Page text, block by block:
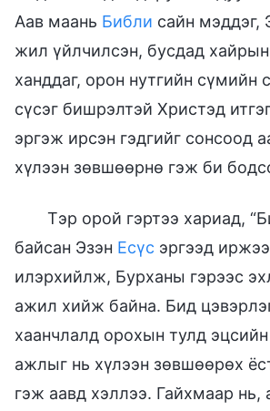
Аав маань Библи сайн мэддэг,
жил үйлчилсэн, бусдад хайрын
ханддаг, орон нутгийн сүмийн
сүсэг бишрэлтэй Христэд
эргэж ирсэн гэдгийг сонсоод
хүлээн зөвшөөрнө гэж би
Тэр орой гэртээ хариад,
байсан Эзэн Есүс эргээд
илэрхийлж, Бурханы гэрээс
ажил хийж байна. Бид
хаанчлалд орохын тулд
ажлыг нь хүлээн зөвшөөрөх
гэж аавд хэллээ. Гайхмаар нь,